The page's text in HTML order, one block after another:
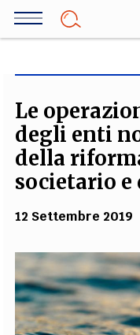
Salta
FILODIRITTO REDAZIONE
FOTOGRAFI
Le
degli enti
della
societario e
12 Settembre 2019